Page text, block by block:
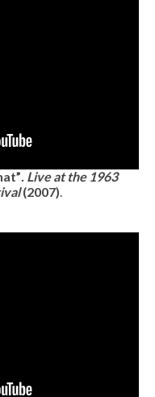
. Live at the 1963
(2007).